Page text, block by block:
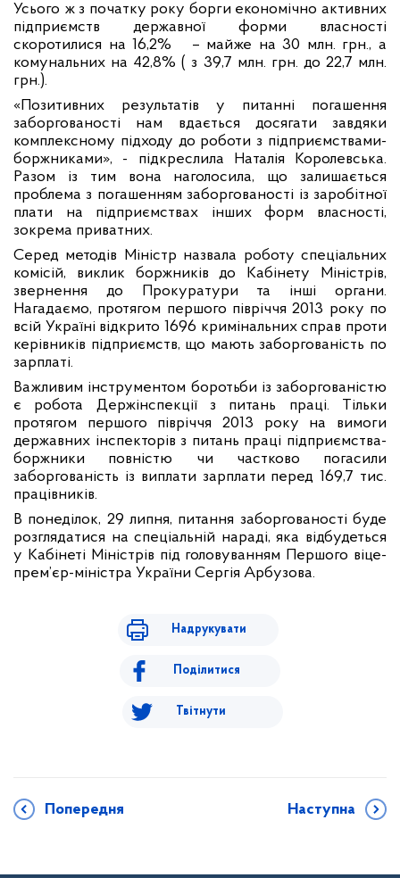
Усього ж з початку року борги економічно активних
підприємств державної форми власності
скоротилися на 16,2% – майже на 30 млн. грн., а
комунальних на 42,8% ( з 39,7 млн. грн. до 22,7 млн.
грн.).
«Позитивних результатів у питанні погашення
заборгованості нам вдається досягати завдяки
комплексному підходу до роботи з підприємствами-
боржниками», - підкреслила Наталія Королевська.
Разом із тим вона наголосила, що залишається
проблема з погашенням заборгованості із заробітної
плати на підприємствах інших форм власності,
зокрема приватних.
Серед методів Міністр назвала роботу спеціальних
комісій, виклик боржників до Кабінету Міністрів,
звернення до Прокуратури та інші органи.
Нагадаємо, протягом першого півріччя 2013 року по
всій Україні відкрито 1696 кримінальних справ проти
керівників підприємств, що мають заборгованість по
зарплаті.
Важливим інструментом боротьби із заборгованістю
є робота Держінспекції з питань праці. Тільки
протягом першого півріччя 2013 року на вимоги
державних інспекторів з питань праці підприємства-
боржники повністю чи частково погасили
заборгованість із виплати зарплати перед 169,7 тис.
працівників.
В понеділок, 29 липня, питання заборгованості буде
розглядатися на спеціальній нараді, яка відбудеться
у Кабінеті Міністрів під головуванням Першого віце-
прем’єр-міністра України Сергія Арбузова.
Надрукувати
Поділитися
Твітнути
Попередня Наступна